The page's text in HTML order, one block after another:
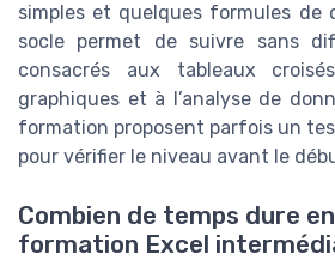
simples et quelques formules de
socle permet de suivre sans
consacrés aux tableaux
graphiques et à l’analyse de
formation proposent parfois un
pour vérifier le niveau avant le
Combien de temps dure
formation Excel